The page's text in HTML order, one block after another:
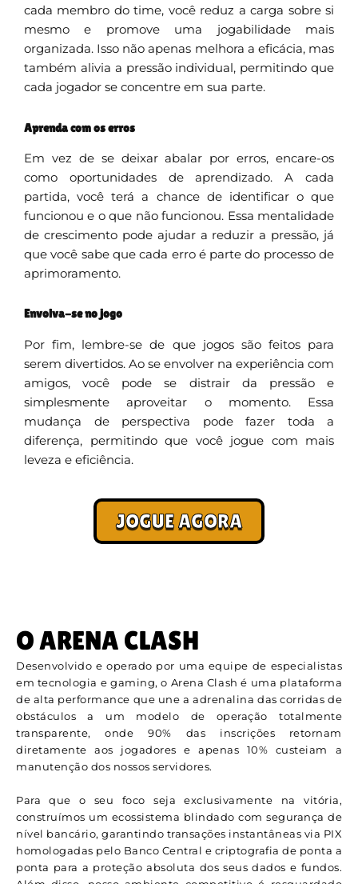
cada membro do time, você reduz a carga sobre si
mesmo e promove uma jogabilidade mais
organizada. Isso não apenas melhora a eficácia, mas
também alivia a pressão individual, permitindo que
cada jogador se concentre em sua parte.
Aprenda com os erros
Em vez de se deixar abalar por erros, encare-os
como oportunidades de aprendizado. A cada
partida, você terá a chance de identificar o que
funcionou e o que não funcionou. Essa mentalidade
de crescimento pode ajudar a reduzir a pressão, já
que você sabe que cada erro é parte do processo de
aprimoramento.
Envolva-se no jogo
Por fim, lembre-se de que jogos são feitos para
serem divertidos. Ao se envolver na experiência com
amigos, você pode se distrair da pressão e
simplesmente aproveitar o momento. Essa
mudança de perspectiva pode fazer toda a
diferença, permitindo que você jogue com mais
leveza e eficiência.
JOGUE AGORA
O ARENA CLASH
Desenvolvido e operado por uma equipe de especialistas
em tecnologia e gaming, o Arena Clash é uma plataforma
de alta performance que une a adrenalina das corridas de
obstáculos a um modelo de operação totalmente
transparente, onde 90% das inscrições retornam
diretamente aos jogadores e apenas 10% custeiam a
manutenção dos nossos servidores.
Para que o seu foco seja exclusivamente na vitória,
construímos um ecossistema blindado com segurança de
nível bancário, garantindo transações instantâneas via PIX
homologadas pelo Banco Central e criptografia de ponta a
ponta para a proteção absoluta dos seus dados e fundos.